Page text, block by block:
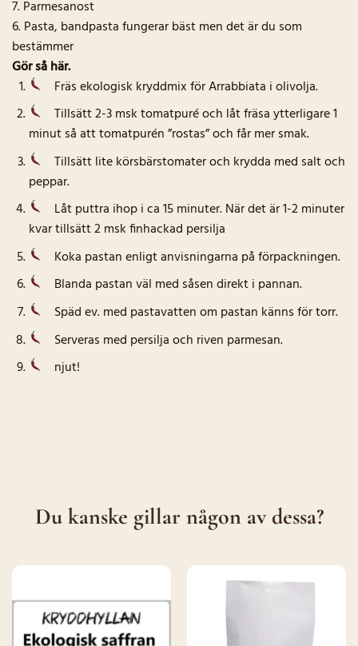
7. Parmesanost
6. Pasta, bandpasta fungerar bäst men det är du som
bestämmer
Gör så här.
Fräs ekologisk kryddmix för Arrabbiata i olivolja.
Tillsätt 2-3 msk tomatpuré och låt fräsa ytterligare 1
minut så att tomatpurén ”rostas” och får mer smak.
Tillsätt lite körsbärstomater och krydda med salt och
peppar.
Låt puttra ihop i ca 15 minuter. När det är 1-2 minuter
kvar tillsätt 2 msk finhackad persilja
Koka pastan enligt anvisningarna på förpackningen.
Blanda pastan väl med såsen direkt i pannan.
Späd ev. med pastavatten om pastan känns för torr.
Serveras med persilja och riven parmesan.
njut!
Du kanske gillar någon av dessa?